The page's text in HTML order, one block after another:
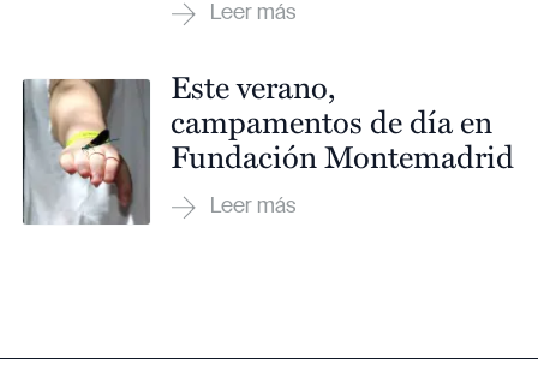
Este verano,
campamentos de día en
Fundación Montemadrid